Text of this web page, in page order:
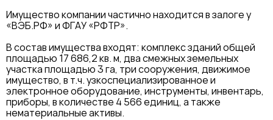
Имущество компании частично находится в залоге у
«ВЭБ.РФ» и ФГАУ «РФТР».
В состав имущества входят: комплекс зданий общей
площадью 17 686,2 кв. м, два смежных земельных
участка площадью 3 га, три сооружения, движимое
имущество, в т.ч. узкоспециализированное и
электронное оборудование, инструменты, инвентарь,
приборы, в количестве 4 566 единиц, а также
нематериальные активы.